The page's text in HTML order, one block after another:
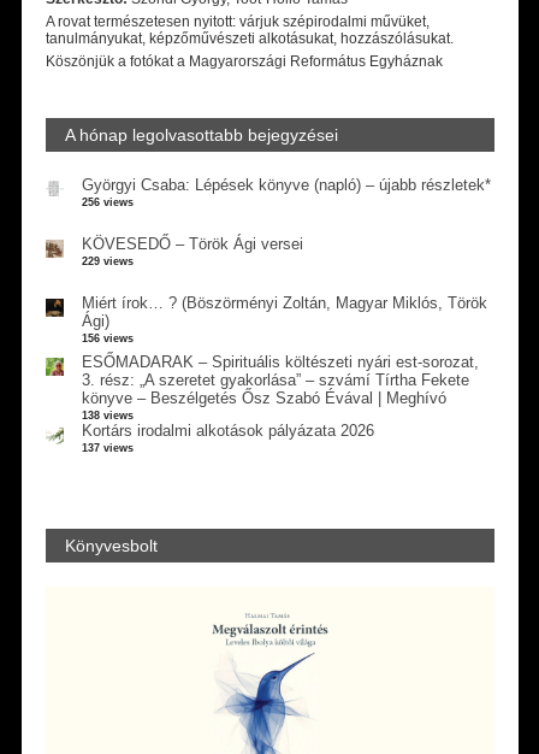
A rovat természetesen nyitott: várjuk szépirodalmi művüket,
tanulmányukat, képzőművészeti alkotásukat, hozzászólásukat.
Köszönjük a fotókat a Magyarországi Református Egyháznak
A hónap legolvasottabb bejegyzései
Györgyi Csaba: Lépések könyve (napló) – újabb részletek*
256 views
KÖVESEDŐ – Török Ági versei
229 views
Miért írok… ? (Böszörményi Zoltán, Magyar Miklós, Török
Ági)
156 views
ESŐMADARAK – Spirituális költészeti nyári est-sorozat,
3. rész: „A szeretet gyakorlása” – szvámí Tírtha Fekete
könyve – Beszélgetés Ősz Szabó Évával | Meghívó
138 views
Kortárs irodalmi alkotások pályázata 2026
137 views
Könyvesbolt